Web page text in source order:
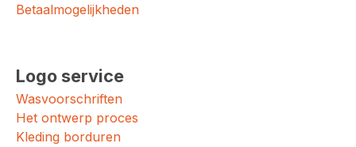
Betaalmogelijkheden
Logo service
Wasvoorschriften
Het ontwerp proces
Kleding borduren